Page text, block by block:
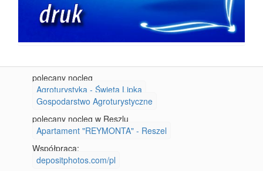
polecany nocleg
Agroturystyka - Święta Lipka
Gospodarstwo Agroturystyczne
polecany nocleg w Reszlu
Apartament "REYMONTA" - Reszel
Współpraca:
depositphotos.com/pl